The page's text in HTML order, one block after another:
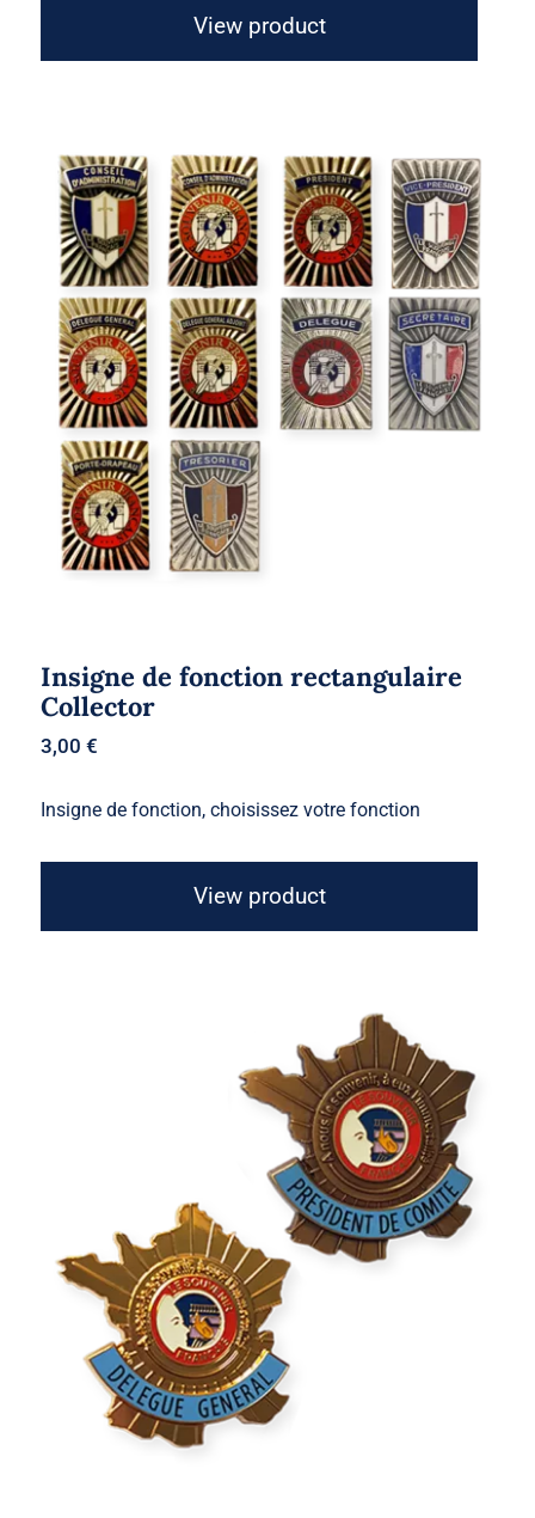
View product
Insigne de fonction rectangulaire
Collector
Insigne de fonction rectangulaire
Collector
3,00€
Insigne de fonction, choisissez votre fonction
View product
Insigne de fonction “Carte de France”